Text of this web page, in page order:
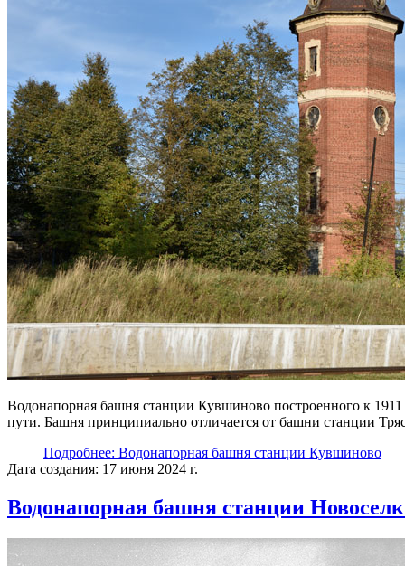
Водонапорная башня станции Кувшиново построенного к
пути. Башня принципиально отличается от башни станции
Подробнее: Водонапорная башня станции Кувшиново
Дата создания: 17 июня 2024 г.
Водонапорная башня станции